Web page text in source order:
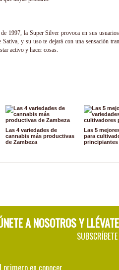
1997, la Super Silver provoca en sus
Sativa, y su uso te dejará con una sensación
activo y hacer cosas.
Las 4 variedades de
cannabis más productivas
de Zambeza
Las 5
para
principiantes
A NOSOTROS Y
primero en conocer